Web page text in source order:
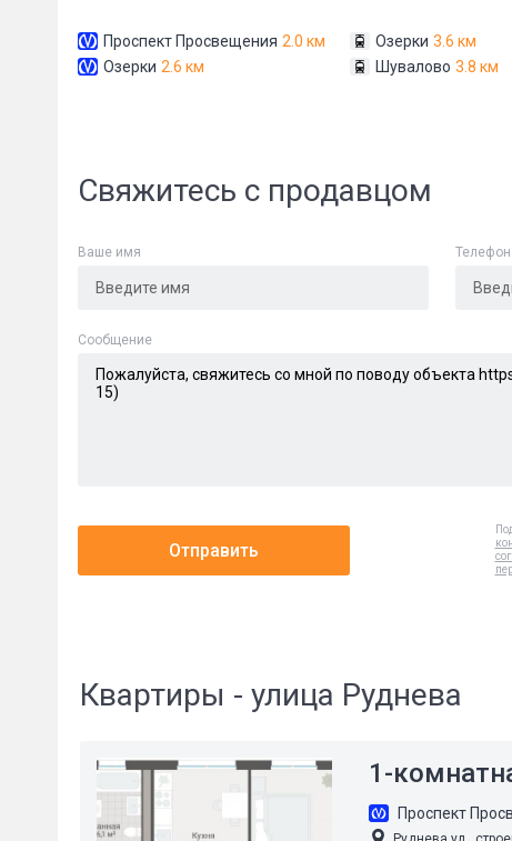
Проспект Просвещения 2.0 км
Озерки 2.6 км
Озерки 3.6 км
Шувалово 3.8 км
Свяжитесь с продавцом
Ваше имя Телефон
Cообщение
Отправить
Квартиры - улица Руднева
1-
Проспект